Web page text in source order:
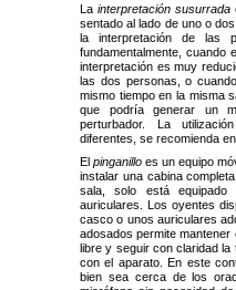
Lainterpretación susurrada
sentado al lado de uno o
la interpretación de las
fundamentalmente, cuando
interpretación es muy
las dos personas, o
mismo tiempo en la misma
que podría generar un
perturbador. La
diferentes, se recomienda
Elpinganillo es un equipo
instalar una cabina
sala, solo está
auriculares. Los oyentes
casco o unos auriculares
adosados permite mantener
libre y seguir con claridad la
con el aparato. En este
bien sea cerca de los